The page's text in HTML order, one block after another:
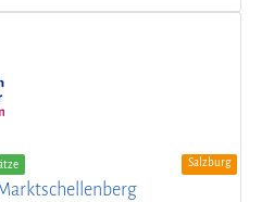
Salzburg